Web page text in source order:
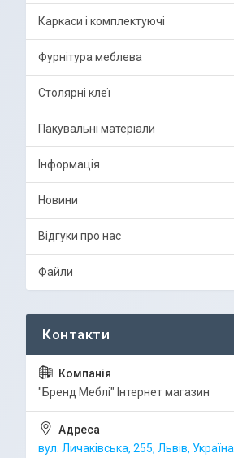
Каркаси і комплектуючі
Фурнітура меблева
Столярні клеї
Пакувальні матеріали
Інформація
Новини
Відгуки про нас
Файли
"Бренд Меблі" Інтернет магазин
вул. Личаківська, 255, Львів, Україна